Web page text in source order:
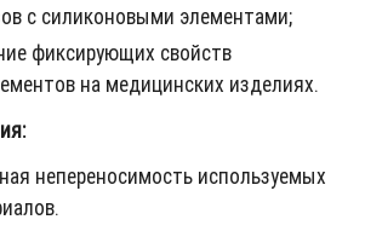
с силиконовыми элементами;
фиксирующих свойств
на медицинских изделиях.
непереносимость используемых